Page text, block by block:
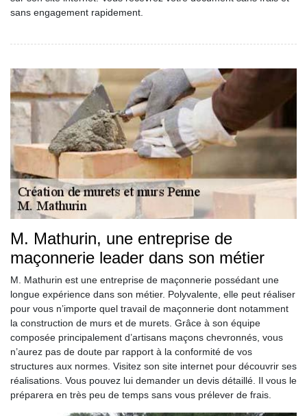
sans engagement rapidement.
M. Mathurin, une entreprise de
maçonnerie leader dans son métier
M. Mathurin est une entreprise de maçonnerie possédant une
longue expérience dans son métier. Polyvalente, elle peut réaliser
pour vous n’importe quel travail de maçonnerie dont notamment
la construction de murs et de murets. Grâce à son équipe
composée principalement d’artisans maçons chevronnés, vous
n’aurez pas de doute par rapport à la conformité de vos
structures aux normes. Visitez son site internet pour découvrir ses
réalisations. Vous pouvez lui demander un devis détaillé. Il vous le
préparera en très peu de temps sans vous prélever de frais.